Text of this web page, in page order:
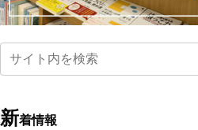
新着情報